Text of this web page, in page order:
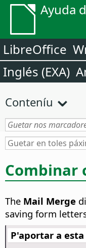
Ayuda
LibreOffice
Inglés (EXA)
Conteníu
Combinar
The Mail Merge
saving form
P'aportar a